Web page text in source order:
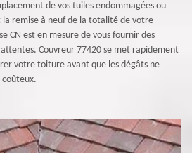
de vos tuiles endommagées ou
la remise à neuf de la totalité de votre
CN est en mesure de vous fournir des
Couvreur 77420 se met rapidement
votre toiture avant que les dégâts ne
coûteux.